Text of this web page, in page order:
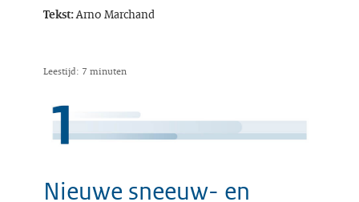
Tekst:Arno Marchand
Leestijd: 7 minuten
Nieuwe sneeuw- en